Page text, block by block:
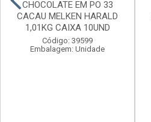
CHOCOLATE EM PO 33
CACAU MELKEN HARALD
1,01KG CAIXA 10UND
Código: 39599
Embalagem: Unidade